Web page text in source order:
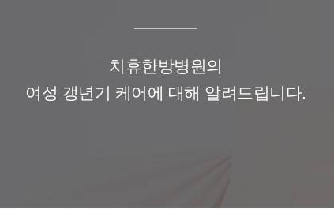
치휴한방병원의
여성 갱년기 케어에 대해 알려드립니다.